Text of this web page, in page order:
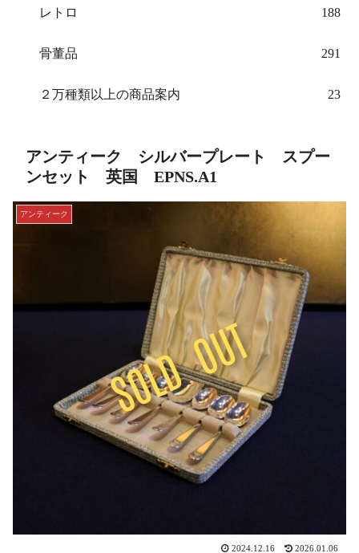
レトロ 188
骨董品 291
２万種類以上の商品案内 23
アンティーク シルバープレート スプー
ンセット 英国 EPNS.A1
アンティーク
2024.12.16 2026.01.06